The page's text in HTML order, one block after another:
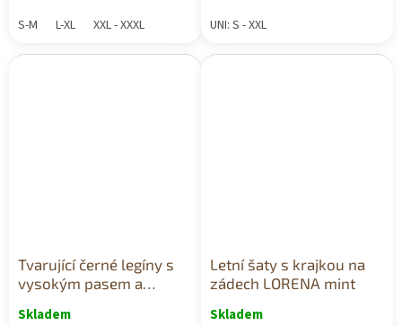
S-M L-XL XXL - XXXL UNI: S - XXL
Tvarující černé legíny s
vysokým pasem a
Skladem
Letní šaty s krajkou na
zádech LORENA mint
Skladem